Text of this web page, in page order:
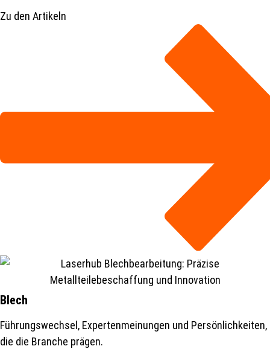
Zu den Artikeln
Blech
Führungswechsel, Expertenmeinungen und Persönlichkeiten,
die die Branche prägen.